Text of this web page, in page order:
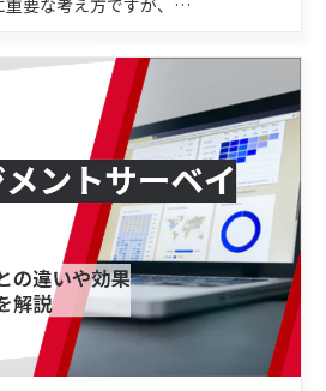
重要な考え方ですが、…